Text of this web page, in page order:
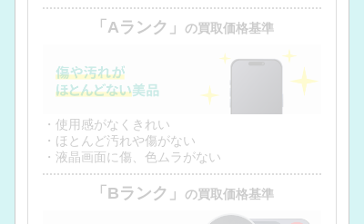
「Aランク」 の買取価格基準
・使用感がなくきれい
・ほとんど汚れや傷がない
・液晶画面に傷、色ムラがない
「Bランク」 の買取価格基準